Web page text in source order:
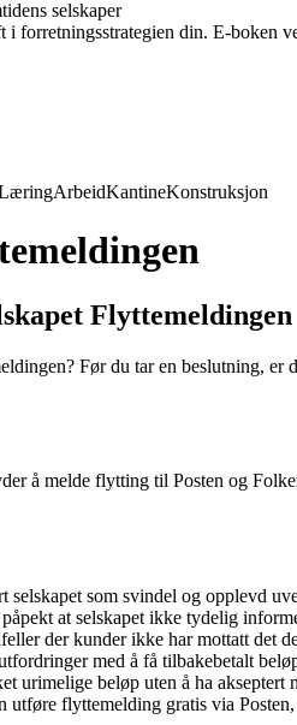
selskaper
forretningsstrategien din. E-boken
ArbeidKantineKonstruksjon
Flyttemeldingen
Før du tar en beslutning,
å melde flytting til Posten og
selskapet som svindel og opplevd
at selskapet ikke tydelig
der kunder ikke har mottatt det
med å få tilbakebetalt
urimelige beløp uten å ha akseptert
utføre flyttemelding gratis via